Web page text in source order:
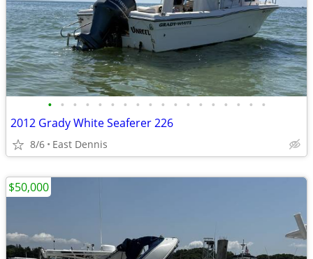
• • • • • • • • • • • • • • • • • •
2012 Grady White Seaferer 226
8/6 East Dennis
$50,000